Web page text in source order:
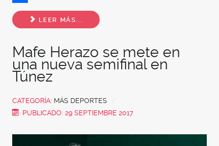
Share
LEER MÁS...
Mafe Herazo se mete en
una nueva semifinal en
Túnez
CATEGORÍA: MÁS DEPORTES
PUBLICADO: 29 SEPTIEMBRE 2017